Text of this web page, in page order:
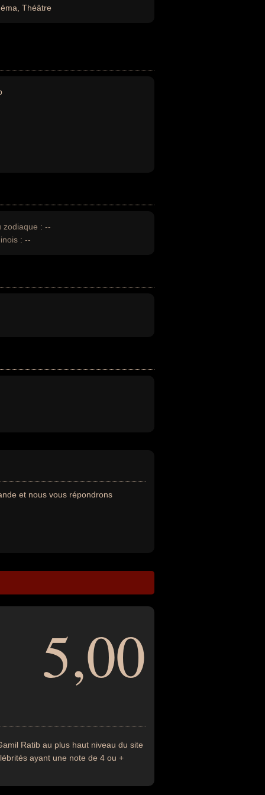
Théâtre
zodiaque : --
: --
et nous vous répondrons
5,00
Ratib au plus haut niveau du site
ayant une note de 4 ou +